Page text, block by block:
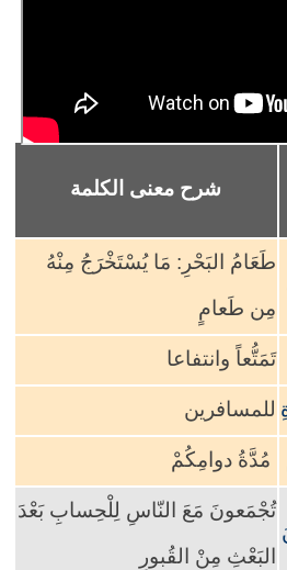
شرح معنى الكلمة
طَعَامُ البَحْرِ: مَا يُسْتَخْرَجُ مِنْهُ
مِن طَعامٍ
تَمَتُّعاً وانتفاعا
للمسافرين
مُدَّةُ دوامِكُمْ
تُجْمَعونَ مَعَ النّاسِ لِلْحِسابِ بَعْدَ
البَعْثِ مِنْ القُبورِ